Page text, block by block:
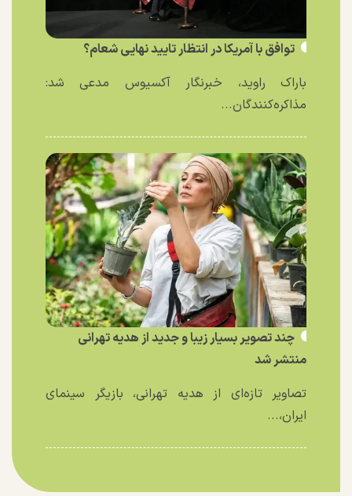
توافق با آمریکا در انتظار تایید نهایی شعام؟
باراک راوید، خبرنگار آکسیوس مدعی شد:
مذاکره‌کنندگان...
چند تصویر بسیار زیبا و جدید از هدیه تهرانی
منتشر شد
تصاویر تازه‌ای از هدیه تهرانی، بازیگر سینمای
ایران،...